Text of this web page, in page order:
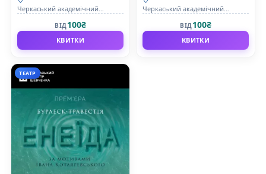
Черкаський академічний
драматичний театр імені Т. Г.
Шевченка
ВІД100₴
КВИТКИ
Черкаський академічний
драматичний театр імені Т. Г.
Шевченка
ВІД100₴
КВИТКИ
ТЕАТР